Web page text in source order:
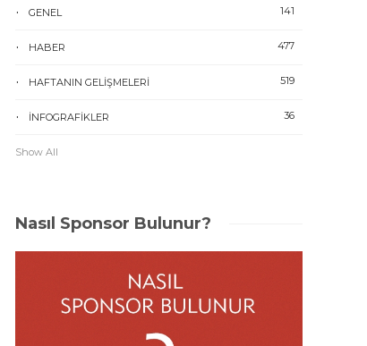
GENEL 141
HABER 477
HAFTANIN GELIŞMELERI 519
İNFOGRAFIKLER 36
Show All
Nasıl Sponsor Bulunur?